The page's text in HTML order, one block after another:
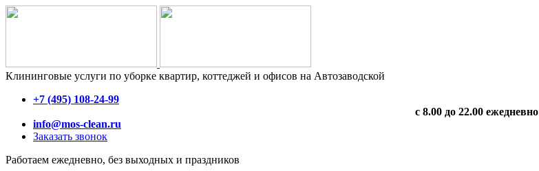
Клининговые услуги по уборке квартир, коттеджей и офисов на Автозаводской
+7 (495) 108-24-99
с 8.00 до 22.00 ежедневно
info@mos-clean.ru
Заказать звонок
Работаем ежедневно, без выходных и праздников